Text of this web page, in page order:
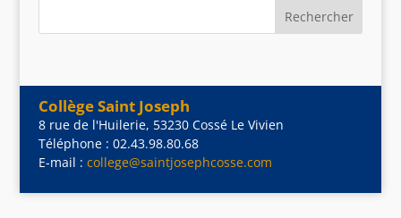
Collège Saint Joseph
8 rue de l'Huilerie, 53230 Cossé Le Vivien
Téléphone : 02.43.98.80.68
E-mail : college@saintjosephcosse.com